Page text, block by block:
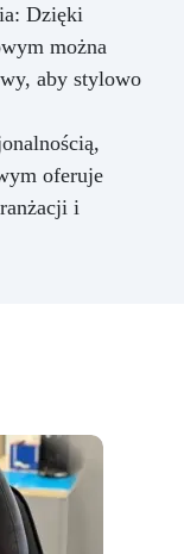
Dzięki
można
aby stylowo
oferuje
i